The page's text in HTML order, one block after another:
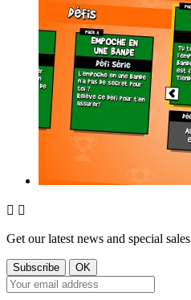
 
Get our latest news and special sales